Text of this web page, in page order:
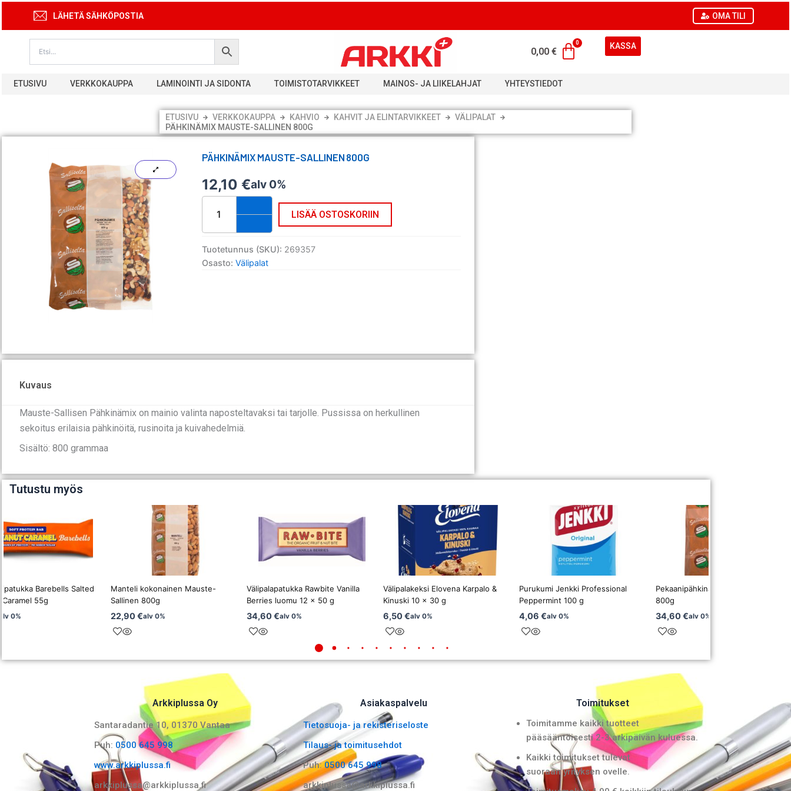
sisältöön
LÄHETÄ SÄHKÖPOSTIA OMA TILI
0,00 €
KASSA
ETUSIVU VERKKOKAUPPA LAMINOINTI JA SIDONTA TOIMISTOTARVIKKEET MAINOS- JA LIIKELAHJAT YHTEYSTIEDOT
ETUSIVU VERKKOKAUPPA KAHVIO KAHVIT JA ELINTARVIKKEET
VÄLIPALAT
PÄHKINÄMIX MAUSTE-SALLINEN 800G
PÄHKINÄMIX MAUSTE-SALLINEN 800G
12,10€alv 0%
Pähkinämix
Mauste-
800g
määrä
LISÄÄ OSTOSKORIIN
Tuotetunnus (SKU): 269357
Osasto:Välipalat
Kuvaus
Mauste-Sallisen Pähkinämix on mainio valinta naposteltavaksi tai tarjolle. Pussissa on herkullinen
sekoitus erilaisia pähkinöitä, rusinoita ja kuivahedelmiä.
Sisältö: 800 grammaa
Tutustu myös
Barebells Salted
55g
0%
Manteli kokonainen Mauste-
Sallinen 800g
22,90€alv 0%
Välipalapatukka Rawbite Vanilla
Berries luomu 12 x 50 g
34,60€alv 0%
Välipalakeksi Elovena Karpalo &
Kinuski 10 x 30 g
6,50€alv 0%
Purukumi Jenkki Professional
Peppermint 100 g
4,06€alv 0%
Pekaanipähkinä Mauste-Sallinen
800g
34,60€alv 0%
Arkkiplussa Oy
Santaradantie 10, 01370 Vantaa​
Puh: 0500 645 998
www.arkkiplussa.fi
arkkiplussa@arkkiplussa.fi
Asiakaspalvelu
Tietosuoja- ja rekisteriseloste
Tilaus- ja toimitusehdot
Puh:0500 645 998
arkkiplussa@arkkiplussa.fi
Toimitukset
Toimitamme kaikki tuotteet
pääsääntöisesti 2-3 arkipäivän kuluessa.
Kaikki toimitukset tulevat
suoraan yrityksen ovelle.